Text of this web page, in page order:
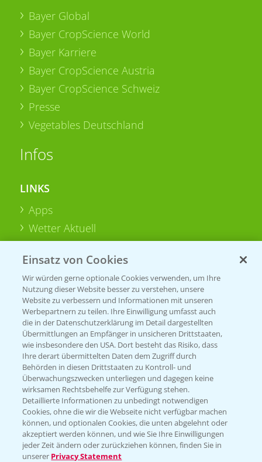
Bayer Global
Bayer CropScience World
Bayer Karriere
Bayer CropScience Austria
Bayer CropScience Schweiz
Presse
Vegetables Deutschland
Infos
LINKS
Apps
Wetter Aktuell
BROSCHÜREN
Ackerbau
Saatgut
Sonderkulturen
Verantwortung & Sorgfalt
PAMIRA - Packmittelrücknahme
Sammelstellen und Termine
PRE - Chemikalien sicher entsorgen
Sammelstellen und Termine
Einsatz von Cookies
Wir würden gerne optionale Cookies verwenden, um Ihre
Nutzung dieser Website besser zu verstehen, unsere
Website zu verbessern und Informationen mit unseren
Werbepartnern zu teilen. Ihre Einwilligung umfasst auch
die in der Datenschutzerklärung im Detail dargestellten
Übermittlungen an Empfänger in unsicheren Drittstaaten,
wie insbesondere den USA. Dort besteht das Risiko, dass
Ihre derart übermittelten Daten dem Zugriff durch
Behörden in diesen Drittstaaten zu Kontroll- und
Überwachungszwecken unterliegen und dagegen keine
wirksamen Rechtsbehelfe zur Verfügung stehen.
Detaillierte Informationen zu unbedingt notwendigen
Cookies, ohne die wir die Webseite nicht verfügbar machen
können, und optionalen Cookies, die unten abgelehnt oder
akzeptiert werden können, und wie Sie Ihre Einwilligungen
jeder Zeit ändern oder zurückziehen können, finden Sie in
unserer Privacy Statement